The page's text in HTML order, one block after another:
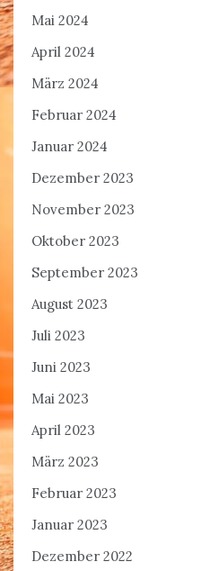
Mai 2024
April 2024
März 2024
Februar 2024
Januar 2024
Dezember 2023
November 2023
Oktober 2023
September 2023
August 2023
Juli 2023
Juni 2023
Mai 2023
April 2023
März 2023
Februar 2023
Januar 2023
Dezember 2022